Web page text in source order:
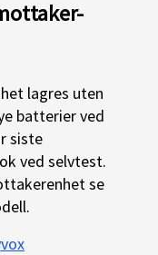
lagres uten
batterier ved
siste
ved selvtest.
se